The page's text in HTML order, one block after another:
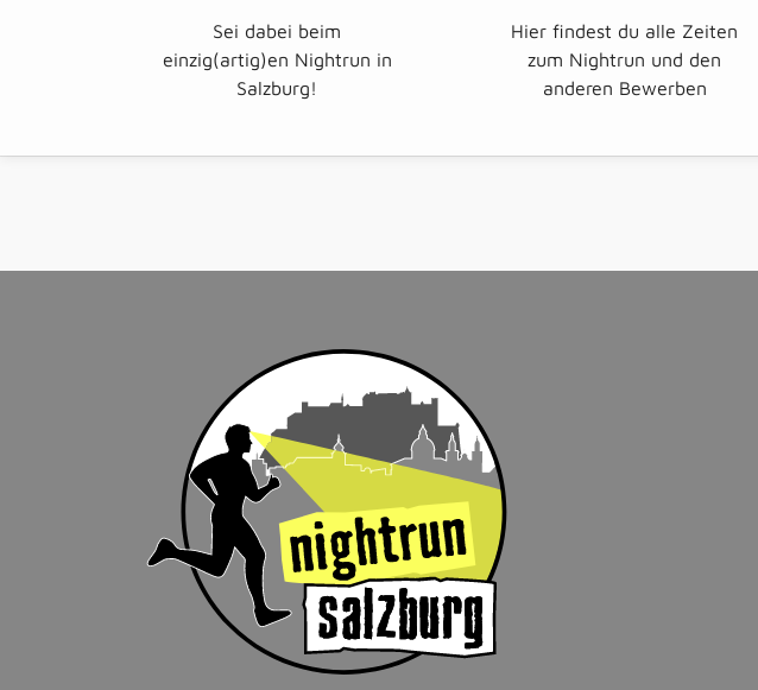
Sei dabei beim
einzig(artig)en Nightrun in
Salzburg!
Hier findest du alle Zeiten
zum Nightrun und den
anderen Bewerben